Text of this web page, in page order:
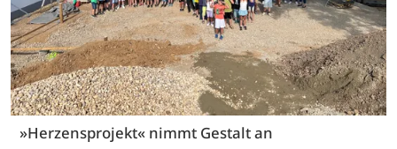
»Herzensprojekt« nimmt Gestalt an